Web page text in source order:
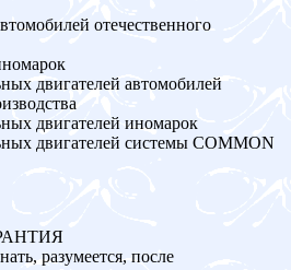
отечественного
двигателей автомобилей
двигателей иномарок
двигателей системы COMMON
разумеется, после